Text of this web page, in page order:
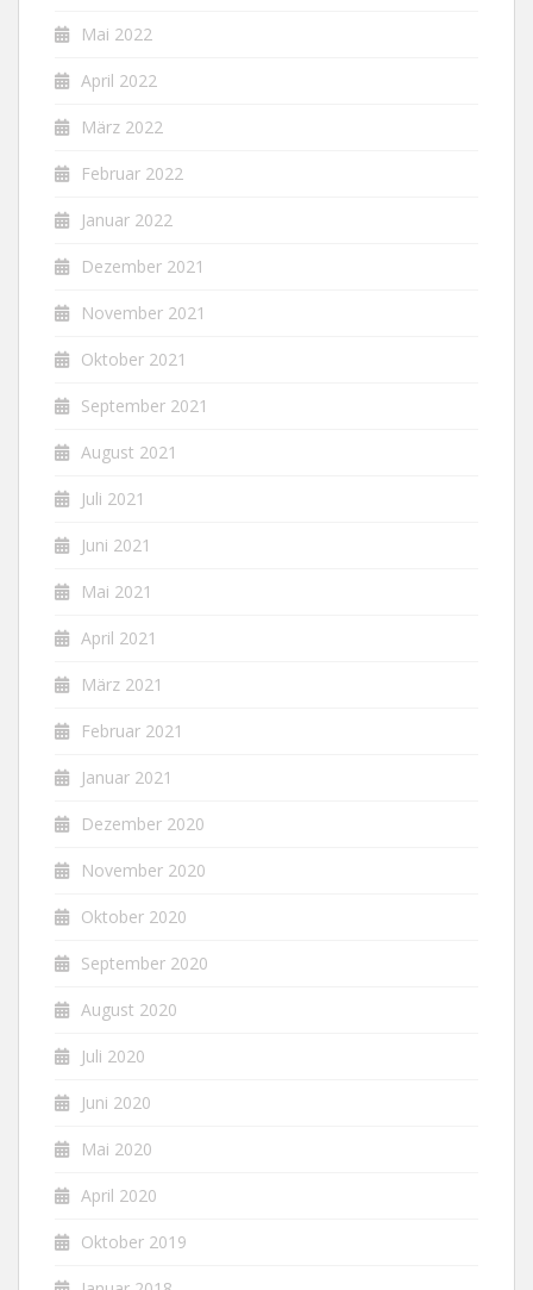
Mai 2022
April 2022
März 2022
Februar 2022
Januar 2022
Dezember 2021
November 2021
Oktober 2021
September 2021
August 2021
Juli 2021
Juni 2021
Mai 2021
April 2021
März 2021
Februar 2021
Januar 2021
Dezember 2020
November 2020
Oktober 2020
September 2020
August 2020
Juli 2020
Juni 2020
Mai 2020
April 2020
Oktober 2019